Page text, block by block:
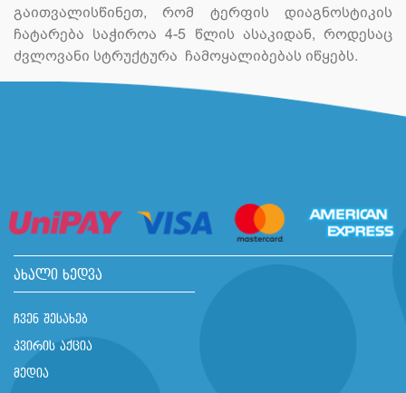
გაითვალისწინეთ, რომ ტერფის დიაგნოსტიკის
ჩატარება საჭიროა 4-5 წლის ასაკიდან, როდესაც
ძვლოვანი სტრუქტურა ჩამოყალიბებას იწყებს.
ახალი ხედვა
ჩვენ შესახებ
კვირის აქცია
მედია